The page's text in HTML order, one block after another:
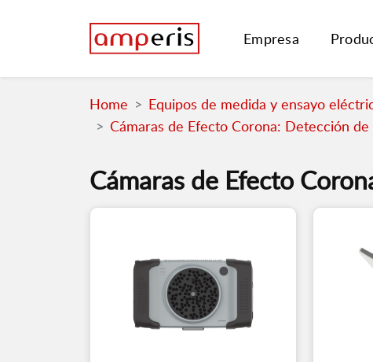
Empresa
Home Equipos de medida y ensayo
Cámaras de Efecto Corona: Detección
Cámaras de Efecto